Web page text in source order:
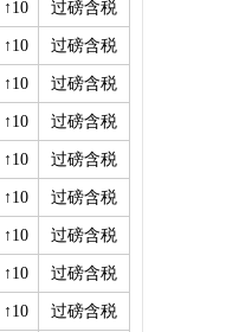
↑10 过磅含税
↑10 过磅含税
↑10 过磅含税
↑10 过磅含税
↑10 过磅含税
↑10 过磅含税
↑10 过磅含税
↑10 过磅含税
↑10 过磅含税